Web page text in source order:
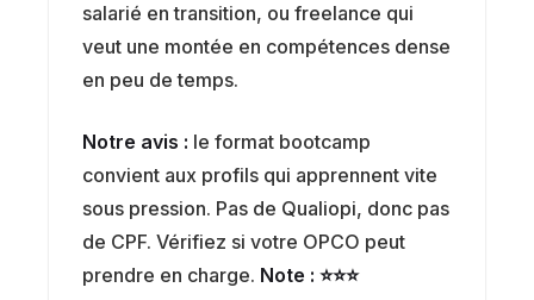
salarié en transition, ou freelance qui
veut une montée en compétences dense
en peu de temps.
Notre avis : le format bootcamp
convient aux profils qui apprennent vite
sous pression. Pas de Qualiopi, donc pas
de CPF. Vérifiez si votre OPCO peut
prendre en charge. Note : ⭐⭐⭐